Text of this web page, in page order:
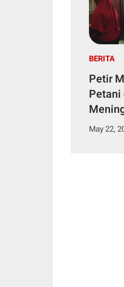
BERITA
Petir
Petani
May 22,